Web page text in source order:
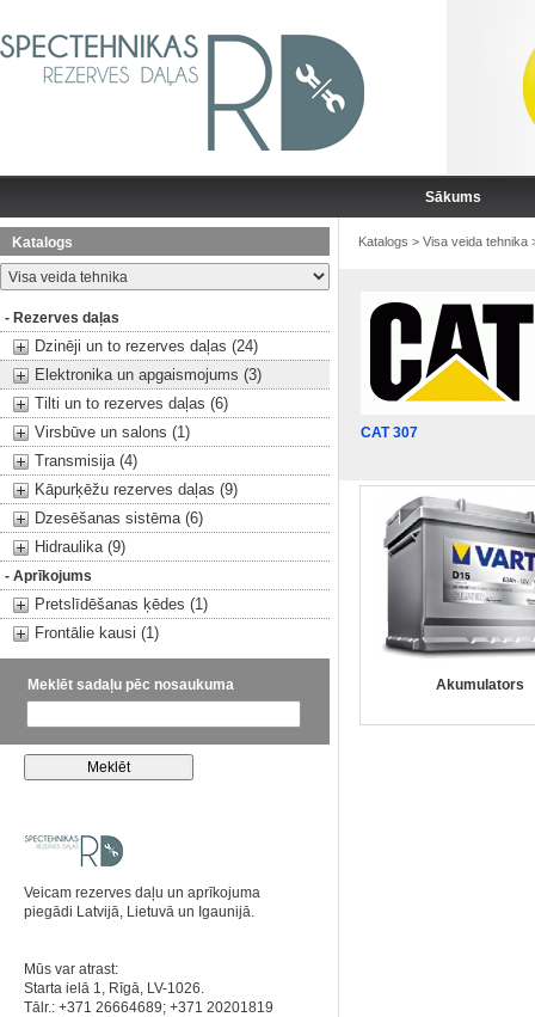
Sākums
Katalogs
- Rezerves daļas
Dzinēji un to rezerves daļas (24)
Elektronika un apgaismojums (3)
Tilti un to rezerves daļas (6)
Virsbūve un salons (1)
Transmisija (4)
Kāpurķēžu rezerves daļas (9)
Dzesēšanas sistēma (6)
Hidraulika (9)
- Aprīkojums
Pretslīdēšanas ķēdes (1)
Frontālie kausi (1)
Meklēt sadaļu pēc nosaukuma
Veicam rezerves daļu un aprīkojuma
piegādi Latvijā, Lietuvā un Igaunijā.
Mūs var atrast:
Starta ielā 1, Rīgā, LV-1026.
Tālr.: +371 26664689; +371 20201819
Katalogs > Visa veida tehnika
CAT 307
Akumulators